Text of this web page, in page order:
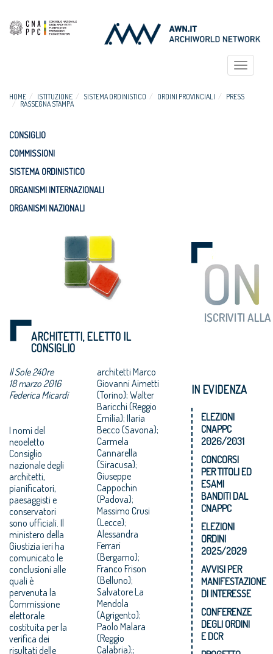
Toggle
HOME ISTITUZIONE SISTEMA ORDINISTICO ORDINI PROVINCIALI
PRESS
RASSEGNA STAMPA
CONSIGLIO
COMMISSIONI
SISTEMA ORDINISTICO
ORGANISMI INTERNAZIONALI
ORGANISMI NAZIONALI
ARCHITETTI, ELETTO IL
CONSIGLIO
Il Sole 24Ore
18 marzo 2016
Federica Micardi
I nomi del
neoeletto
Consiglio
nazionale degli
architetti,
pianificatori,
paesaggisti e
conservatori
sono ufficiali. Il
ministero della
Giustizia ieri ha
comunicato le
conclusioni alle
quali è
pervenuta la
Commissione
elettorale
costituita per la
verifica dei
risultati delle
architetti Marco
Giovanni Aimetti
(Torino); Walter
Baricchi (Reggio
Emilia); Ilaria
Becco (Savona);
Carmela
Cannarella
(Siracusa);
Giuseppe
Cappochin
(Padova);
Massimo Crusi
(Lecce);
Alessandra
Ferrari
(Bergamo);
Franco Frison
(Belluno);
Salvatore La
Mendola
(Agrigento);
Paolo Malara
(Reggio
Calabria);;
IN EVIDENZA
ELEZIONI
CNAPPC
2026/2031
CONCORSI
PER TITOLI ED
ESAMI
BANDITI DAL
CNAPPC
ELEZIONI
ORDINI
2025/2029
AVVISI PER
MANIFESTAZIONE
DI INTERESSE
CONFERENZE
DEGLI ORDINI
E DCR